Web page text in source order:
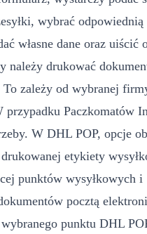
wybrać
własne dane oraz uiścić
należy drukować
To zależy od wybranej
przypadku Paczkomatów
W DHL POP, opcje
etykiety
punktów wysyłkowych i
pocztą
punktu DHL